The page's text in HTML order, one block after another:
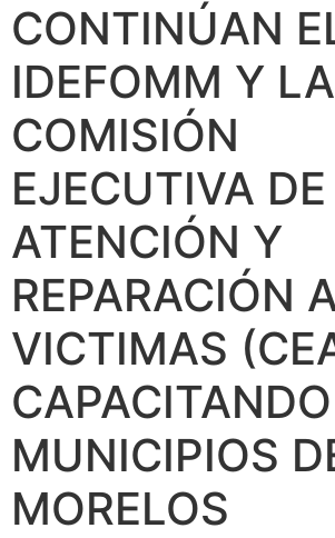
CONTINÚAN
IDEFOMM Y LA
COMISIÓN
EJECUTIVA DE
ATENCIÓN Y
REPARACIÓN
VICTIMAS
MUNICIPIOS
MORELOS